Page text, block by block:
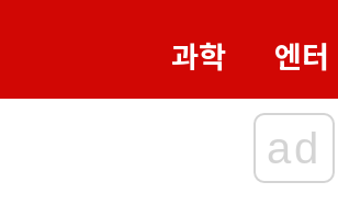
과학 엔터
ad